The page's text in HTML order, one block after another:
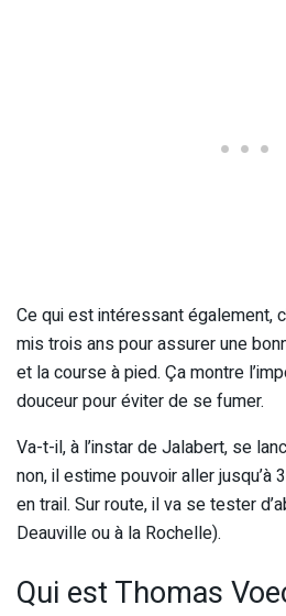
Ce qui est intéressant également,
mis trois ans pour assurer une
et la course à pied. Ça montre
douceur pour éviter de se fumer.
Va-t-il, à l’instar de Jalabert, se
non, il estime pouvoir aller jusqu’à
en trail. Sur route, il va se tester
Deauville ou à la Rochelle).
Qui est Thomas